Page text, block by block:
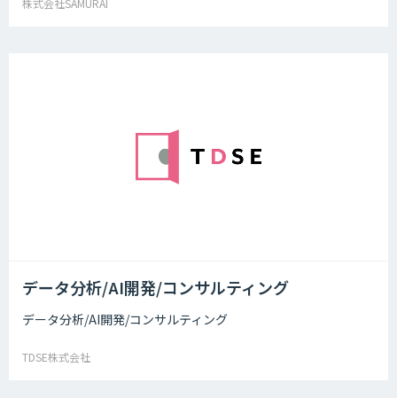
データ分析/AI開発/コンサルティング
データ分析/AI開発/コンサルティング
TDSE株式会社